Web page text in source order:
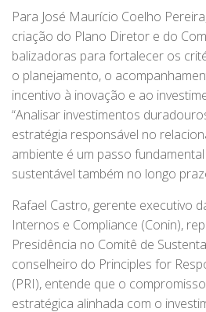
Para José Maurício Coelho
criação do Plano Diretor e do
balizadoras para fortalecer os
o planejamento, o
incentivo à inovação e ao
“Analisar investimentos
estratégia responsável no
ambiente é um passo
sustentável também no longo
Rafael Castro, gerente executivo
Internos e Compliance (Conin),
Presidência no Comitê de
conselheiro do Principles for
(PRI), entende que o
estratégica alinhada com o